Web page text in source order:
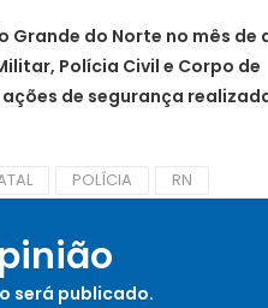
Grande do Norte no mês de
Polícia Civil e Corpo de
de segurança
POLÍCIA RN
será publicado.